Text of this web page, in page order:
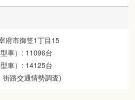
府市御笠1丁目15
車）: 11096台
車）: 14125台
路交通情勢調査)